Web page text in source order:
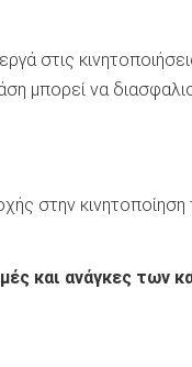
στις
μπορεί να
στην κινητοποίηση
και ανάγκες των